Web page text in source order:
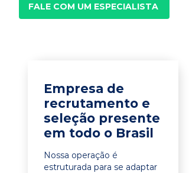
FALE COM UM ESPECIALISTA
Empresa de
recrutamento e
seleção presente
em todo o Brasil
Nossa operação é
estruturada para se adaptar